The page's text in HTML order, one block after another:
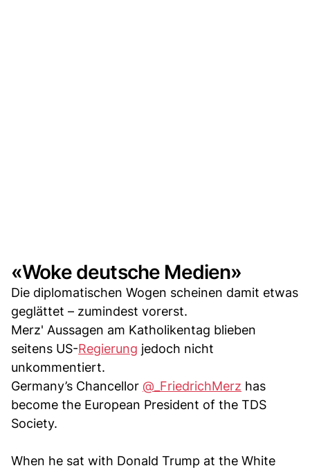
«Woke deutsche Medien»
Die diplomatischen Wogen scheinen damit etwas
geglättet – zumindest vorerst.
Merz' Aussagen am Katholikentag blieben
seitens US-Regierung jedoch nicht
unkommentiert.
Germany’s Chancellor @_FriedrichMerz has
become the European President of the TDS
Society.
When he sat with Donald Trump at the White